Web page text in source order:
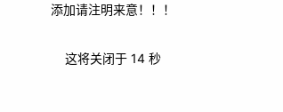
工企业、旅游企业还是农业企业，都可以
建设的不断推进，相信SEM将在榆林市的
争中取得更大的成就。
添加请注明来意！！！
这将关闭于 13 秒